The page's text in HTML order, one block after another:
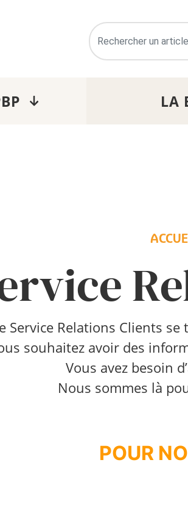
LA
Service Relations Clients
souhaitez avoir des
Vous avez besoin
Nous sommes là
POUR